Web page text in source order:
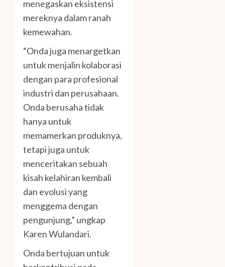
menegaskan eksistensi
mereknya dalam ranah
kemewahan.
“Onda juga menargetkan
untuk menjalin kolaborasi
dengan para profesional
industri dan perusahaan.
Onda berusaha tidak
hanya untuk
memamerkan produknya,
tetapi juga untuk
menceritakan sebuah
kisah kelahiran kembali
dan evolusi yang
menggema dengan
pengunjung,” ungkap
Karen Wulandari.
Onda bertujuan untuk